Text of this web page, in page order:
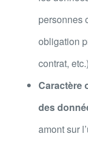
personnes
obligation
contrat,
Caractère
des
amont sur